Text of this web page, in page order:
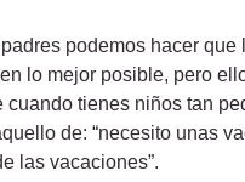
podemos hacer que
lo mejor posible, pero
cuando tienes niños tan
de: “necesito unas
las vacaciones”.